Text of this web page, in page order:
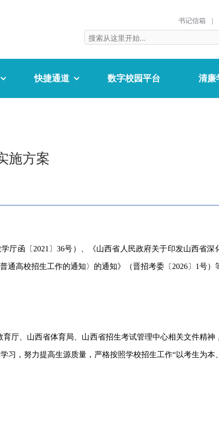
书记信箱
快捷通道 数字校园平台 清廉
施方案
厅函〔2021〕36号）、《山西省人民政府关于印发山西省深
通高校招生工作的通知〉的通知》（晋招考委〔2026〕1号）
厅、山西省体育局、山西省招生考试管理中心相关文件精神
习，努力提高生源质量，严格按照学校招生工作“以考生为本